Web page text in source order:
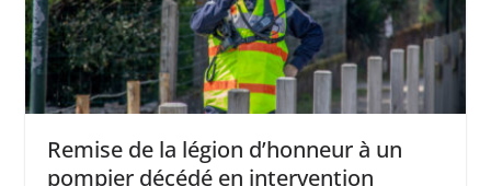
Remise de la légion d’honneur à un
pompier décédé en intervention